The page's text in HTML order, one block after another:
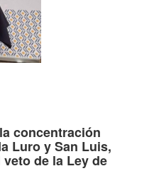
concentración
Luro y San Luis,
de la Ley de